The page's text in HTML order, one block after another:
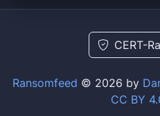
CERT-
Ransomfeed © 2026 by
CC BY